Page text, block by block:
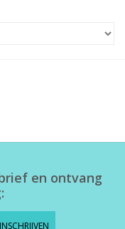
en ontvang
INSCHRIJVEN